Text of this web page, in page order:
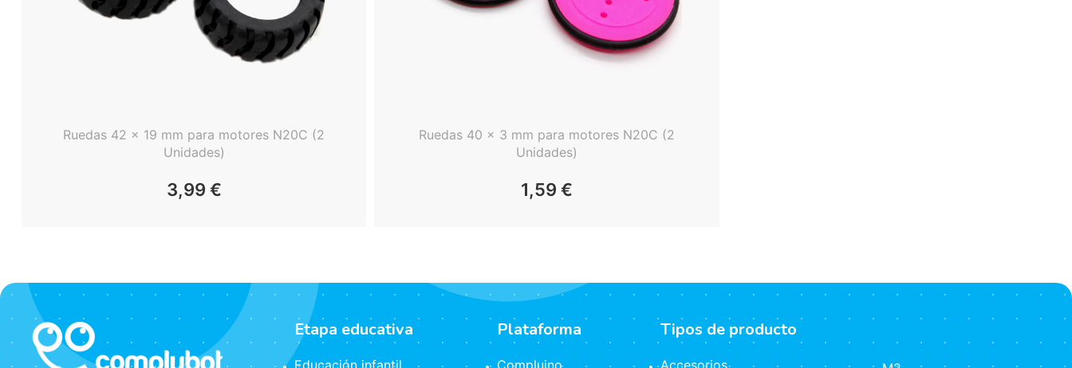
Ruedas 42 x 19 mm para motores N20C (2
Unidades)
3,99 €
Ruedas 40 x 3 mm para motores N20C (2
Unidades)
1,59 €
Etapa educativa
Educación infantil
Plataforma
Compluino
Tipos de producto
Accesorios